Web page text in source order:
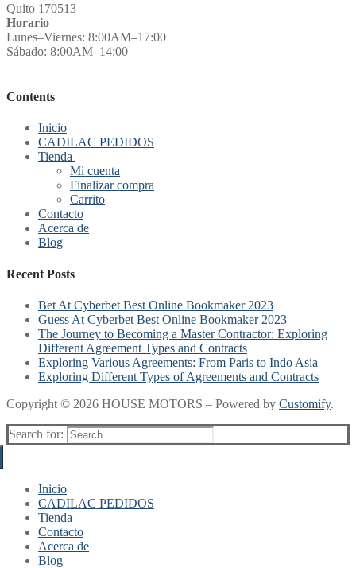
Quito 170513
Horario
Lunes–Viernes: 8:00AM–17:00
Sábado: 8:00AM–14:00
Contents
Inicio
CADILAC PEDIDOS
Tienda
Mi cuenta
Finalizar compra
Carrito
Contacto
Acerca de
Blog
Recent Posts
Bet At Cyberbet Best Online Bookmaker 2023
Guess At Cyberbet Best Online Bookmaker 2023
The Journey to Becoming a Master Contractor: Exploring
Different Agreement Types and Contracts
Exploring Various Agreements: From Paris to Indo Asia
Exploring Different Types of Agreements and Contracts
Copyright © 2026 HOUSE MOTORS – Powered by Customify.
Search for:
Inicio
CADILAC PEDIDOS
Tienda
Mi cuenta
Finalizar compra
Contacto
Acerca de
Blog